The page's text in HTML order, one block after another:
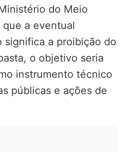
do Meio
a eventual
significa a proibição do
o objetivo seria
instrumento técnico
públicas e ações de